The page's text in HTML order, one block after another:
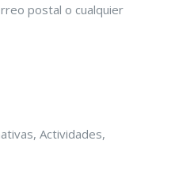
postal o cualquier
Actividades,